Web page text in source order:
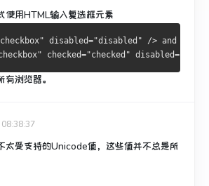
使用HTML输入复选框元素
disabled="disabled" /> and
checked="checked"
浏览器。
太受支持的Unicode值，这些值并不总是所